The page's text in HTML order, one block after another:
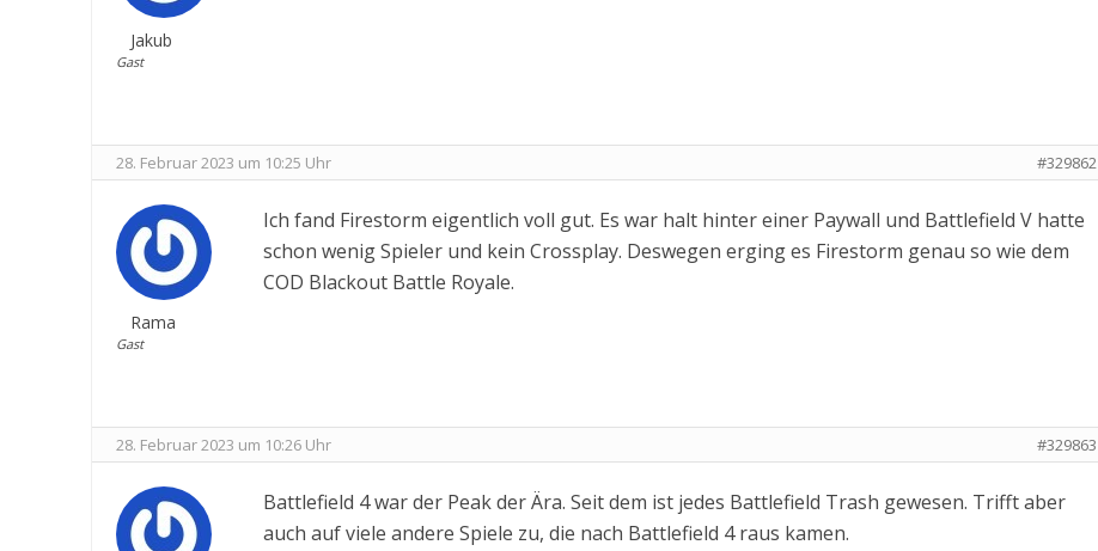
Jakub
Gast
28. Februar 2023 um 10:25 Uhr #329862
Rama
Gast
Ich fand Firestorm eigentlich voll gut. Es war halt hinter einer Paywall und Battlefield V hatte
schon wenig Spieler und kein Crossplay. Deswegen erging es Firestorm genau so wie dem
COD Blackout Battle Royale.
28. Februar 2023 um 10:26 Uhr #329863
Battlefield 4 war der Peak der Ära. Seit dem ist jedes Battlefield Trash gewesen. Trifft aber
auch auf viele andere Spiele zu, die nach Battlefield 4 raus kamen.